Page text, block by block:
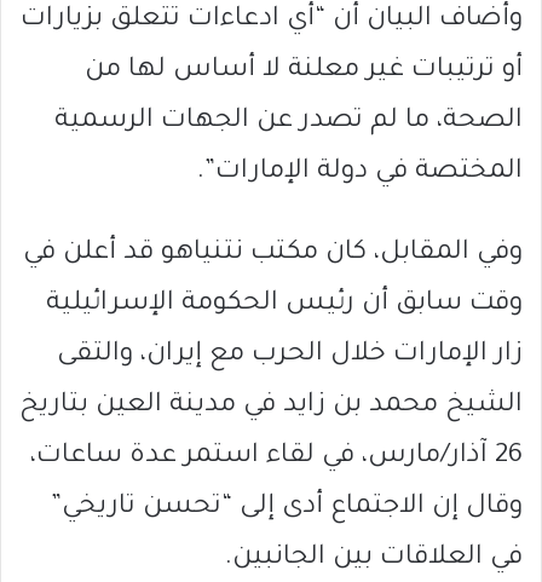
وأضاف البيان أن “أي ادعاءات تتعلق بزيارات
أو ترتيبات غير معلنة لا أساس لها من
الصحة، ما لم تصدر عن الجهات الرسمية
المختصة في دولة الإمارات”.
وفي المقابل، كان مكتب نتنياهو قد أعلن في
وقت سابق أن رئيس الحكومة الإسرائيلية
زار الإمارات خلال الحرب مع إيران، والتقى
الشيخ محمد بن زايد في مدينة العين بتاريخ
26 آذار/مارس، في لقاء استمر عدة ساعات،
وقال إن الاجتماع أدى إلى “تحسن تاريخي”
في العلاقات بين الجانبين.